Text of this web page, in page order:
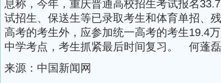
息称，今年，重庆普通高校招生考试报名
试招生、保送生等已录取考生和体育单招、
高考的考生外，应参加统一高考的考生19.4
中学考点，考生抓紧最后时间复习。 何蓬
来源：中国新闻网